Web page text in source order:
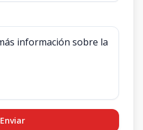
Enviar